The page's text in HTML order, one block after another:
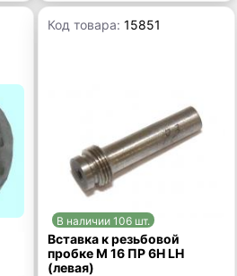
Код товара:15851
В наличии 106 шт.
Вставка к резьбовой
пробке М 16 ПР 6Н LH
(левая)